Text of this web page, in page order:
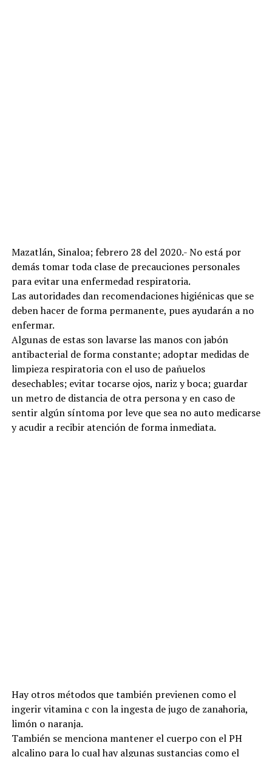
Mazatlán, Sinaloa; febrero 28 del 2020.- No está por
demás tomar toda clase de precauciones personales
para evitar una enfermedad respiratoria.
Las autoridades dan recomendaciones higiénicas que se
deben hacer de forma permanente, pues ayudarán a no
enfermar.
Algunas de estas son lavarse las manos con jabón
antibacterial de forma constante; adoptar medidas de
limpieza respiratoria con el uso de pañuelos
desechables; evitar tocarse ojos, nariz y boca; guardar
un metro de distancia de otra persona y en caso de
sentir algún síntoma por leve que sea no auto medicarse
y acudir a recibir atención de forma inmediata.
Hay otros métodos que también previenen como el
ingerir vitamina c con la ingesta de jugo de zanahoria,
limón o naranja.
También se menciona mantener el cuerpo con el PH
alcalino para lo cual hay algunas sustancias como el